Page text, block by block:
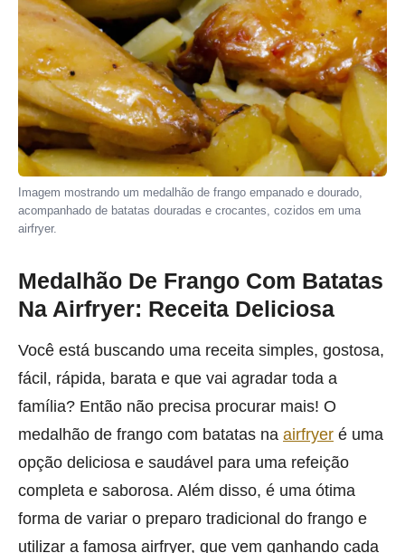
Imagem mostrando um medalhão de frango empanado e dourado,
acompanhado de batatas douradas e crocantes, cozidos em uma
airfryer.
Medalhão De Frango Com Batatas
Na Airfryer: Receita Deliciosa
Você está buscando uma receita simples, gostosa,
fácil, rápida, barata e que vai agradar toda a
família? Então não precisa procurar mais! O
medalhão de frango com batatas na airfryer é uma
opção deliciosa e saudável para uma refeição
completa e saborosa. Além disso, é uma ótima
forma de variar o preparo tradicional do frango e
utilizar a famosa airfryer, que vem ganhando cada